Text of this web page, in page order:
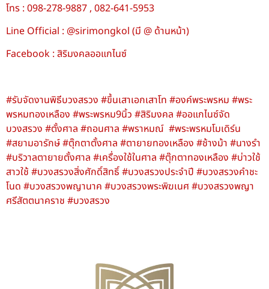
โทร : 098-278-9887 , 082-641-5953
Line Official : @sirimongkol (มี @ ด้านหน้า)
Facebook : สิริมงคลออแกไนซ์
#รับจัดงานพิธีบวงสรวง #ขึ้นเสาเอกเสาโท #องค์พระพรหม #พระ
พรหมทองเหลือง #พระพรหม9นิ้ว #สิริมงคล #ออแกไนซ์จัด
บวงสรวง #ตั้งศาล #ถอนศาล #พราหมณ์ #พระพรหมโมเดิร์น
#สยามอารักษ์ #ตุ๊กตาตั้งศาล #ตายายทองเหลือง #ช้างม้า #นางรำ
#บริวาลตายายตั้งศาล #เครื่องใช้ในศาล #ตุ๊กตาทองเหลือง #บ่าวใช้
สาวใช้ #บวงสรวงสิ่งศักดิ์สิทธิ์ #บวงสรวงประจําปี #บวงสรวงคําชะ
โนด #บวงสรวงพญานาค #บวงสรวงพระพิฆเนศ #บวงสรวงพญา
ศรีสัตตนาคราช #บวงสรวง